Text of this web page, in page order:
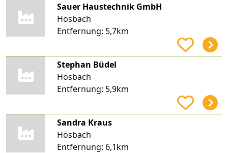
Sauer Haustechnik GmbH
Hösbach
Entfernung: 5,7km
Stephan Büdel
Hösbach
Entfernung: 5,9km
Sandra Kraus
Hösbach
Entfernung: 6,1km